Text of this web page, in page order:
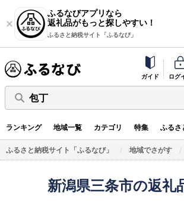
ふるなびアプリなら
返礼品がもっと探しやすい！
ふるさと納税サイト「ふるなび」
ガイド ログ
包丁
ランキング 地域一覧 カテゴリ 特集 ふるさ
ふるさと納税サイト「ふるなび」 地域でさがす
新潟県三条市の返礼